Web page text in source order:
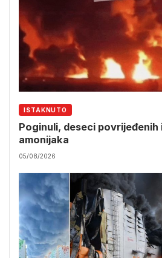
ISTAKNUTO
Poginuli, deseci povrijeđenih
amonijaka
05/08/2026